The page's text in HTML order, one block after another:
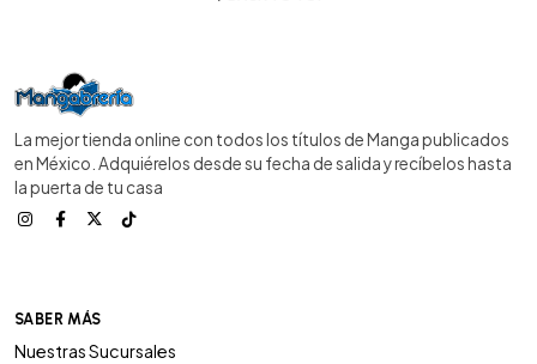
La mejor tienda online con todos los títulos de Manga publicados
en México. Adquiérelos desde su fecha de salida y recíbelos hasta
la puerta de tu casa
SABER MÁS
Nuestras Sucursales